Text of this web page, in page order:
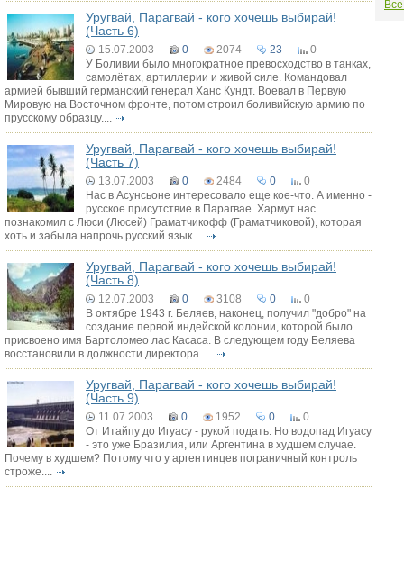
Уругвай, Парагвай - кого хочешь выбирай!
(Часть 6)
15.07.2003 0 2074 23
0
У Боливии было многократное превосходство в танках,
самолётах, артиллерии и живой силе. Командовал
армией бывший германский генерал Ханс Кундт. Воевал в Первую
Мировую на Восточном фронте, потом строил боливийскую армию по
прусскому образцу....
Уругвай, Парагвай - кого хочешь выбирай!
(Часть 7)
13.07.2003 0 2484 0
0
Нас в Асунсьоне интересовало еще кое-что. А именно -
русское присутствие в Парагвае. Хармут нас
познакомил с Люси (Люсей) Граматчикофф (Граматчиковой), которая
хоть и забыла напрочь русский язык....
Уругвай, Парагвай - кого хочешь выбирай!
(Часть 8)
12.07.2003 0 3108 0
0
В октябре 1943 г. Беляев, наконец, получил "добро" на
создание первой индейской колонии, которой было
присвоено имя Бартоломео лас Касаса. В следующем году Беляева
восстановили в должности директора ....
Уругвай, Парагвай - кого хочешь выбирай!
(Часть 9)
11.07.2003 0 1952 0
0
От Итайпу до Игуасу - рукой подать. Но водопад Игуасу
- это уже Бразилия, или Аргентина в худшем случае.
Почему в худшем? Потому что у аргентинцев пограничный контроль
строже....